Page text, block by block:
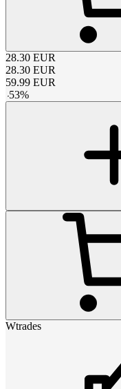
28.30 EUR
28.30 EUR
59.99 EUR
-53%
Wtrades